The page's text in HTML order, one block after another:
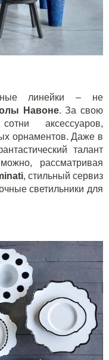
линейки – не
Навоне. За свою
аксессуаров,
орнаментов. Даже в
талант
рассматривая
, стильный сервиз
светильники для